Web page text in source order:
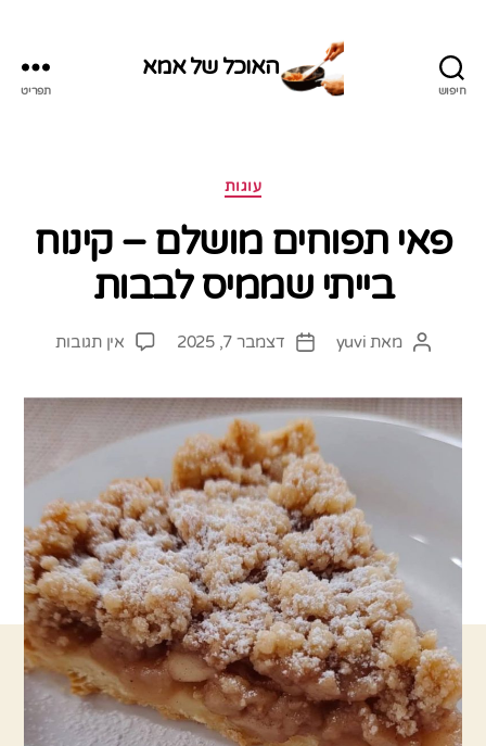
חיפוש
האוכל של אמא
תפריט
קטגוריותעוגות
פאי תפוחים מושלם – קינוח
בייתי שממיס לבבות
המחבר
מאת yuvi
תאריךדצמבר 7, 2025 אין תגובותעל
בייתי
שממיס
לבבות